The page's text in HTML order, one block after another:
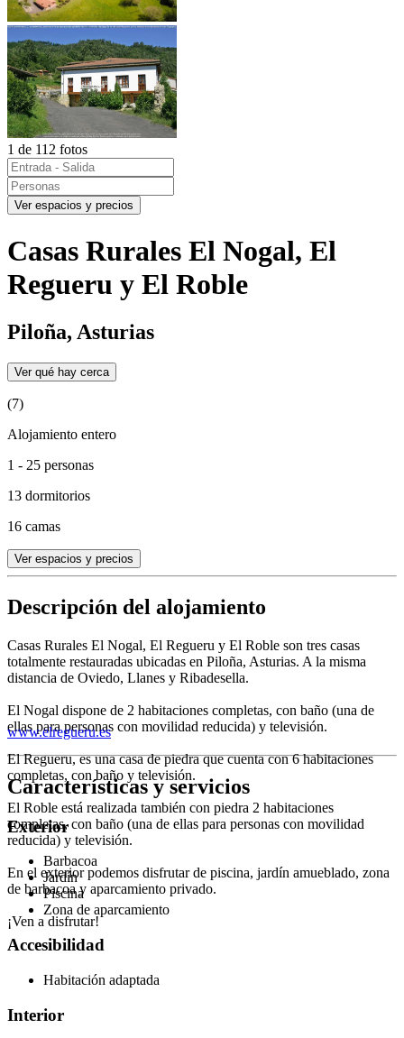
1 de 112 fotos
Ver espacios y precios
Casas Rurales El Nogal, El
Regueru y El Roble
Piloña, Asturias
Ver qué hay cerca
(7)
Alojamiento entero
1 - 25 personas
13 dormitorios
16 camas
Ver espacios y precios
Descripción del alojamiento
Casas Rurales El Nogal, El Regueru y El Roble son tres casas
totalmente restauradas ubicadas en Piloña, Asturias. A la misma
distancia de Oviedo, Llanes y Ribadesella.
El Nogal dispone de 2 habitaciones completas, con baño (una de
ellas para personas con movilidad reducida) y televisión.
El Regueru, es una casa de piedra que cuenta con 6 habitaciones
completas, con baño y televisión.
El Roble está realizada también con piedra 2 habitaciones
completas, con baño (una de ellas para personas con movilidad
reducida) y televisión.
En el exterior podemos disfrutar de piscina, jardín amueblado, zona
de barbacoa y aparcamiento privado.
¡Ven a disfrutar!
www.elregueru.es
Características y servicios
Exterior
Barbacoa
Jardín
Piscina
Zona de aparcamiento
Accesibilidad
Habitación adaptada
Interior